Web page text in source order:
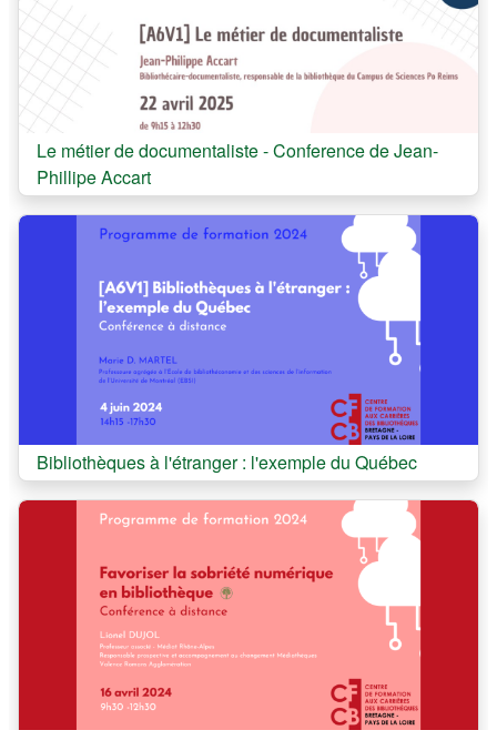
Cours:
Le métier de documentaliste - Conference de Jean-
Phillipe Accart
Cours:
Bibliothèques à l'étranger : l'exemple du Québec